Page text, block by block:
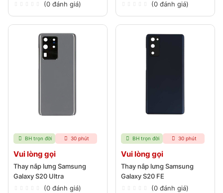
(0 đánh giá)
(0 đánh giá)
BH trọn đời 30 phút
Vui lòng gọi
Thay nắp lưng Samsung
Galaxy S20 Ultra
(0 đánh giá)
BH trọn đời 30 phút
Vui lòng gọi
Thay nắp lưng Samsung
Galaxy S20 FE
(0 đánh giá)